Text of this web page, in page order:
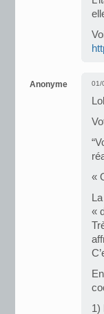
Anonyme 01/
Lol
«
«
1)